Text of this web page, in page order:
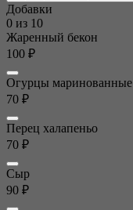
Добавки
0 из 10
Жаренный бекон
100 ₽
Огурцы маринованные
70 ₽
Перец халапеньо
70 ₽
Сыр
90 ₽